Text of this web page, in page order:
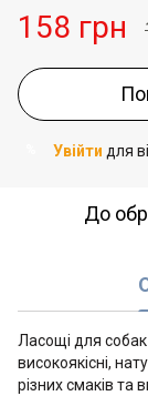
158 грн
Увійти для
До
Ласощі для
високоякісні,
різних смаків та